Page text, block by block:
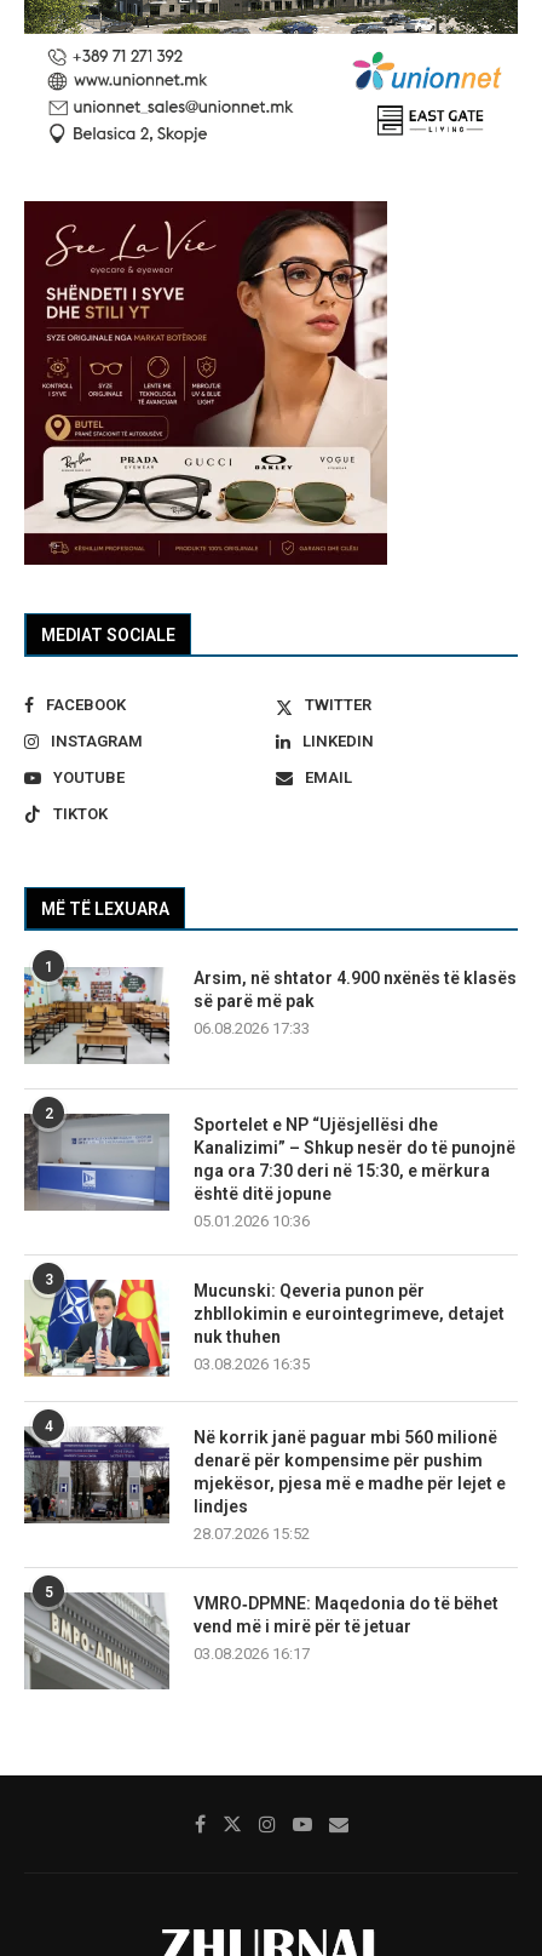
MEDIAT SOCIALE
FACEBOOK
TWITTER
INSTAGRAM
LINKEDIN
YOUTUBE
EMAIL
TIKTOK
MË TË LEXUARA
1
Arsim, në shtator 4.900 nxënës të klasës
së parë më pak
06.08.2026 17:33
2
Sportelet e NP “Ujësjellësi dhe
Kanalizimi” – Shkup nesër do të punojnë
nga ora 7:30 deri në 15:30, e mërkura
është ditë jopune
05.01.2026 10:36
3
Mucunski: Qeveria punon për
zhbllokimin e eurointegrimeve, detajet
nuk thuhen
03.08.2026 16:35
4
Në korrik janë paguar mbi 560 milionë
denarë për kompensime për pushim
mjekësor, pjesa më e madhe për lejet e
lindjes
28.07.2026 15:52
5
VMRO‑DPMNE: Maqedonia do të bëhet
vend më i mirë për të jetuar
03.08.2026 16:17